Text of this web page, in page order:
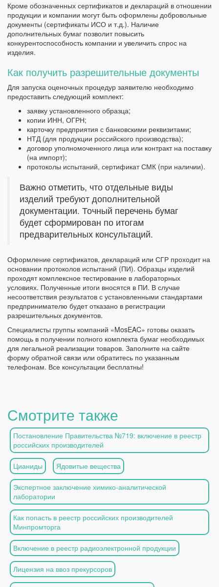
Кроме обозначенных сертификатов и деклараций в отношении
продукции и компании могут быть оформлены добровольные
документы (сертификаты ИСО и т.д.). Наличие
дополнительных бумаг позволит повысить
конкурентоспособность компании и увеличить спрос на
изделия.
Как получить разрешительные документы
Для запуска оценочных процедур заявителю необходимо
предоставить следующий комплект:
заявку установленного образца;
копии ИНН, ОГРН;
карточку предприятия с банковскими реквизитами;
НТД (для продукции российского производства);
договор уполномоченного лица или контракт на поставку
(на импорт);
протоколы испытаний, сертификат СМК (при наличии).
Важно отметить, что отдельные виды
изделий требуют дополнительной
документации. Точный перечень бумаг
будет сформирован по итогам
предварительных консультаций.
Оформление сертификатов, деклараций или СГР проходит на
основании протоколов испытаний (ПИ). Образцы изделий
проходят комплексное тестирование в лабораторных
условиях. Полученные итоги вносятся в ПИ. В случае
несоответствия результатов с установленными стандартами
предпринимателю будет отказано в регистрации
разрешительных документов.
Специалисты группы компаний «MosEAC» готовы оказать
помощь в получении полного комплекта бумаг необходимых
для легальной реализации товаров. Заполните на сайте
форму обратной связи или обратитесь по указанным
телефонам. Все консультации бесплатны!
Смотрите также
Постановление Правительства №719: включение в реестр
российских производителей
Цианиды Ядовитые вещества
Экспертное заключение химико-аналитической
лаборатории
Как попасть в реестр российских производителей
Минпромторга
Включение в реестр радиоэлектронной продукции
Лицензия на ввоз прекурсоров